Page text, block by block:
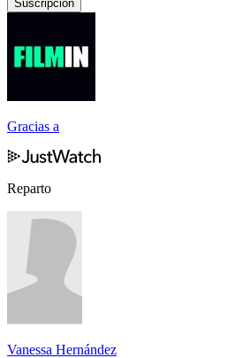
Suscripción
Gracias a
Reparto
Vanessa Hernández